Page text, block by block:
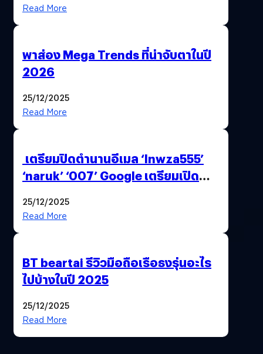
Read More
พาส่อง Mega Trends ที่น่าจับตาในปี
2026
25/12/2025
Read More
เตรียมปิดตำนานอีเมล ‘lnwza555’
‘naruk’ ‘007’ Google เตรียมเปิด
25/12/2025
Read More
BT beartai รีวิวมือถือเรือธงรุ่นอะไร
ไปบ้างในปี 2025
25/12/2025
Read More